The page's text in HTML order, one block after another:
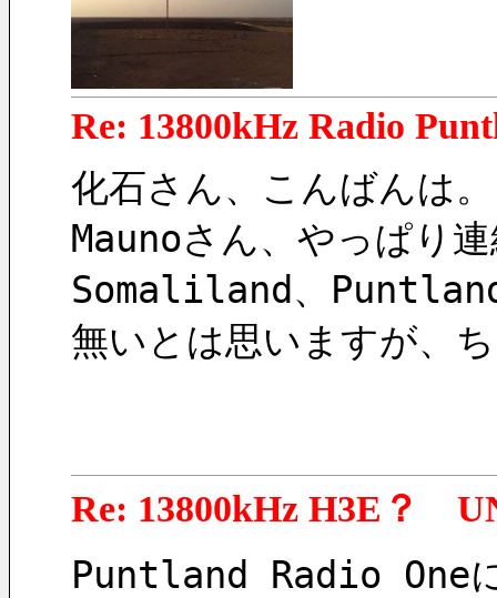
Re: 13800kHz Radio
化石さん、こんばんは
Maunoさん、やっぱり
Somaliland、Puntland
無いとは思いますが、
Re: 13800kHz H3E？
Puntland Radio Oneに